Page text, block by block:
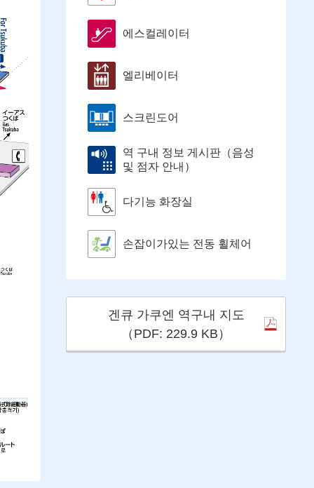
에스컬레이터
엘리베이터
스크린도어
역 구내 정보 게시판（음성
및 점자 안내）
다기능 화장실
손잡이가있는 전동 휠체어
겐큐 가쿠엔 역구내 지도
（PDF: 229.9 KB）